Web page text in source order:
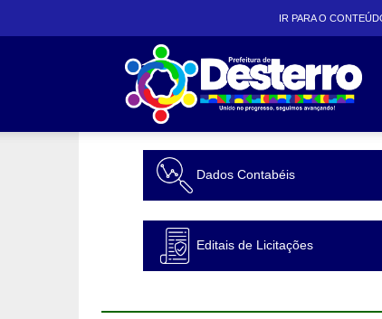
IR PARA O
Dados Contabéis
Editais de Licitações